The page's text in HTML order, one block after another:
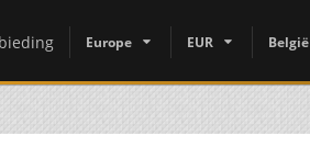
Europe EUR België